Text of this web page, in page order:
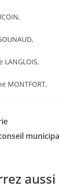
MONTFORT,